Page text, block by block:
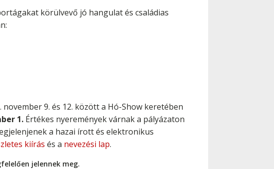
körülvevő jó hangulat és családias
9. és 12. között a Hó-Show keretében
1. Értékes nyeremények várnak a pályázaton
a hazai írott és elektronikus
kiírás és a nevezési lap.
jelennek meg.